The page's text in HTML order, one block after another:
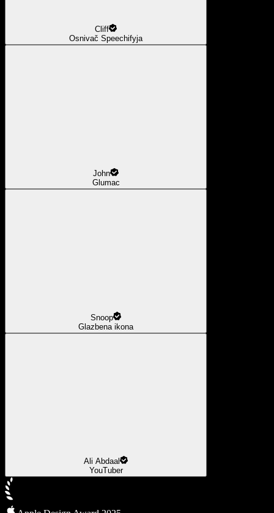
Cliff
Osnivač Speechifyja
John
Glumac
Snoop
Glazbena ikona
Ali Abdaal
YouTuber